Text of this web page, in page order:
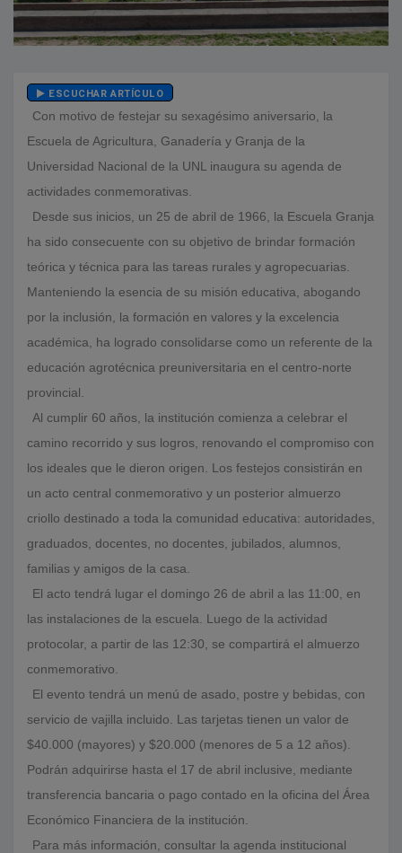
ESCUCHAR ARTÍCULO
Con motivo de festejar su sexagésimo aniversario, la
Escuela de Agricultura, Ganadería y Granja de la
Universidad Nacional de la UNL inaugura su agenda de
actividades conmemorativas.
Desde sus inicios, un 25 de abril de 1966, la Escuela Granja
ha sido consecuente con su objetivo de brindar formación
teórica y técnica para las tareas rurales y agropecuarias.
Manteniendo la esencia de su misión educativa, abogando
por la inclusión, la formación en valores y la excelencia
académica, ha logrado consolidarse como un referente de la
educación agrotécnica preuniversitaria en el centro-norte
provincial.
Al cumplir 60 años, la institución comienza a celebrar el
camino recorrido y sus logros, renovando el compromiso con
los ideales que le dieron origen. Los festejos consistirán en
un acto central conmemorativo y un posterior almuerzo
criollo destinado a toda la comunidad educativa: autoridades,
graduados, docentes, no docentes, jubilados, alumnos,
familias y amigos de la casa.
El acto tendrá lugar el domingo 26 de abril a las 11:00, en
las instalaciones de la escuela. Luego de la actividad
protocolar, a partir de las 12:30, se compartirá el almuerzo
conmemorativo.
El evento tendrá un menú de asado, postre y bebidas, con
servicio de vajilla incluido. Las tarjetas tienen un valor de
$40.000 (mayores) y $20.000 (menores de 5 a 12 años).
Podrán adquirirse hasta el 17 de abril inclusive, mediante
transferencia bancaria o pago contado en la oficina del Área
Económico Financiera de la institución.
Para más información, consultar la agenda institucional